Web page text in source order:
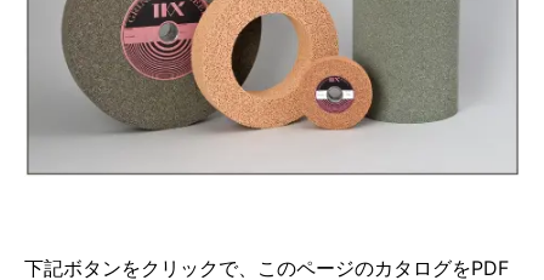
下記ボタンをクリックで、このページのカタログをPDF